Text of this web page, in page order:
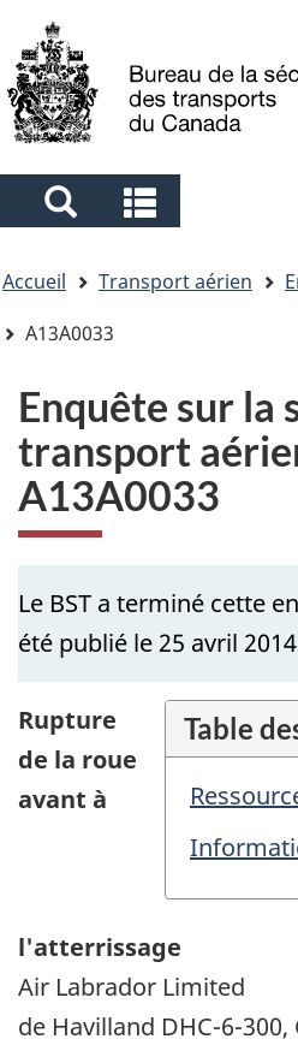
totoà
la
Sélection
de
la
langue
Search
and
menus
and
menus
êtes
ici
Accueil Transport aérien
A13A0033
Enquête sur la
transport
A13A0033
Le BST a terminé cette
été publié le 25 avril
Table
Rupture
de la roue
avant à
l'atterrissage
Air Labrador Limited
de Havilland DHC-6-300,